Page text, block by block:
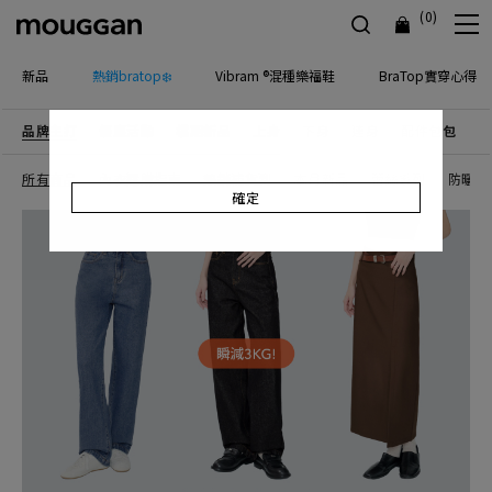
(0)
新品 熱銷bratop❄️ Vibram ®混種樂福鞋 BraTop實穿心得
品牌主打 配件包包
所有商品 內衣選購指南 熱銷補貨到 本月新品 蕾絲系列
防曬
確定